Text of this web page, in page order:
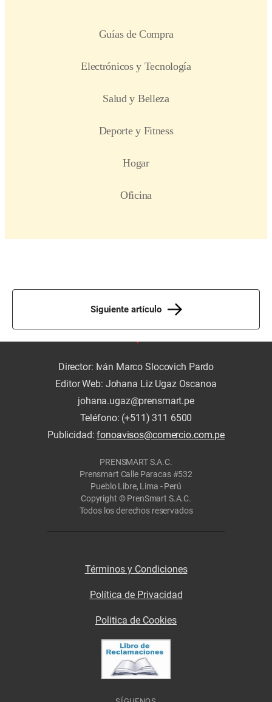
Siguiente artículo
Director: Iván Marco Slocovich Pardo
Editor Web: Johana Liz Ugaz Oscanoa
johana.ugaz@prensmart.pe
Teléfono: (+511) 311 6500
Publicidad:fonoavisos@comercio.com.pe
PRENSMART S.A.C.
Prensmart Calle Paracas #532
Pueblo Libre, Lima - Perú
Copyright © PrenSmart S.A.C.
Todos los derechos reservados
Términos y Condiciones
Política de Privacidad
Politica de Cookies